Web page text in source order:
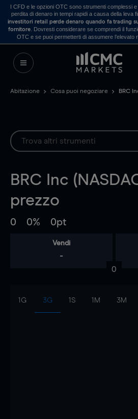
I CFD e le opzioni OTC sono strumenti complessi
perdita di denaro in tempi rapidi a causa della leva
investitori retail perde denaro quando fa trading
fornitore . Dovresti considerare se comprendi il
OTC e se puoi permetterti di assumere l’elevato
Abitazione Cosa puoi negoziare BRC
BRC Inc
prezzo
0 0% 0pt
Vendi
-
0
1G 3G 1S 1M 3M